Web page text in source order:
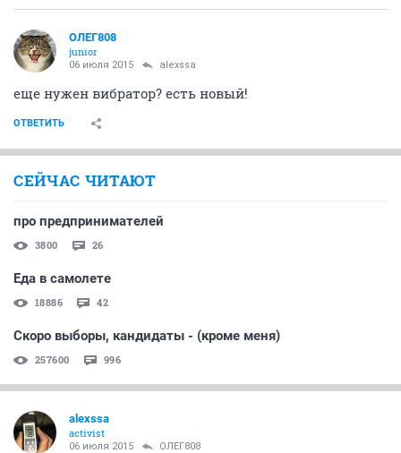
ОЛЕГ808
junior
06 июля 2015 alexssa
еще нужен вибратор? есть новый!
ОТВЕТИТЬ
СЕЙЧАС ЧИТАЮТ
про предпринимателей
3800 26
Еда в самолете
18886 42
Скоро выборы, кандидаты - (кроме меня)
257600 996
alexssa
activist
06 июля 2015 ОЛЕГ808